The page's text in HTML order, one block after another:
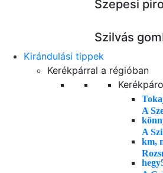
Szepesi
Szilvás
Kirándulási tippek
Kerékpárral a régióban
A
A
km,
hegy